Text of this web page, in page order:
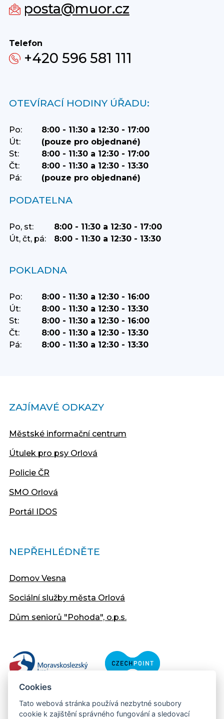
posta@muor.cz
Telefon
+420 596 581 111
OTEVÍRACÍ HODINY ÚŘADU:
Po:
8:00 - 11:30 a 12:30 - 17:00
Út:
(pouze pro objednané)
St:
8:00 - 11:30 a 12:30 - 17:00
Čt:
8:00 - 11:30 a 12:30 - 13:30
Pá:
(pouze pro objednané)
PODATELNA
Po, st:
8:00 - 11:30 a 12:30 - 17:00
Út, čt, pá:
8:00 - 11:30 a 12:30 - 13:30
POKLADNA
Po:
8:00 - 11:30 a 12:30 - 16:00
Út:
8:00 - 11:30 a 12:30 - 13:30
St:
8:00 - 11:30 a 12:30 - 16:00
Čt:
8:00 - 11:30 a 12:30 - 13:30
Pá:
8:00 - 11:30 a 12:30 - 13:30
ZAJÍMAVÉ ODKAZY
Městské informační centrum
Útulek pro psy Orlová
Policie ČR
SMO Orlová
Portál IDOS
NEPŘEHLÉDNĚTE
Domov Vesna
Sociální služby města Orlová
Dům seniorů "Pohoda", o.p.s.
Cookies
Tato webová stránka používá nezbytné soubory
cookie k zajištění správného fungování a sledovací